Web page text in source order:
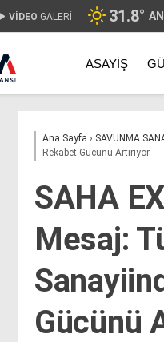
VİDEO GALERİ 31.8°
ASAYIŞ
Ana Sayfa › SAVUNMA
Rekabet Gücünü Artırıyor
SAHA
Mesaj:
Gücünü